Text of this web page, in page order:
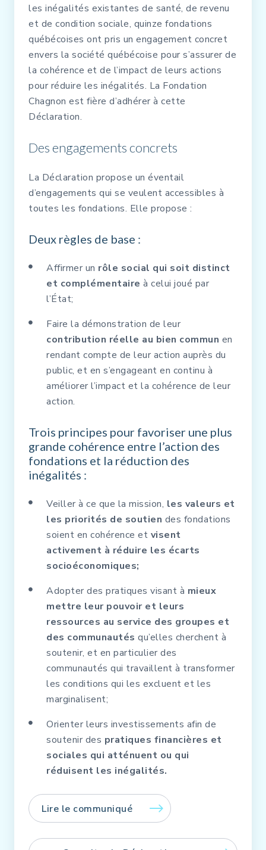
les inégalités existantes de santé, de revenu
et de condition sociale, quinze fondations
québécoises ont pris un engagement concret
envers la société québécoise pour s’assurer de
la cohérence et de l’impact de leurs actions
pour réduire les inégalités. La Fondation
Chagnon est fière d’adhérer à cette
Déclaration.
Des engagements concrets
La Déclaration propose un éventail
d’engagements qui se veulent accessibles à
toutes les fondations. Elle propose :
Deux règles de base :
Affirmer un rôle social qui soit distinct
et complémentaire à celui joué par
l’État;
Faire la démonstration de leur
contribution réelle au bien commun en
rendant compte de leur action auprès du
public, et en s’engageant en continu à
améliorer l’impact et la cohérence de leur
action.
Trois principes pour favoriser une plus
grande cohérence entre l’action des
fondations et la réduction des
inégalités :
Veiller à ce que la mission, les valeurs et
les priorités de soutien des fondations
soient en cohérence et visent
activement à réduire les écarts
socioéconomiques;
Adopter des pratiques visant à mieux
mettre leur pouvoir et leurs
ressources au service des groupes et
des communautés qu’elles cherchent à
soutenir, et en particulier des
communautés qui travaillent à transformer
les conditions qui les excluent et les
marginalisent;
Orienter leurs investissements afin de
soutenir des pratiques financières et
sociales qui atténuent ou qui
réduisent les inégalités.
Lire le communiqué